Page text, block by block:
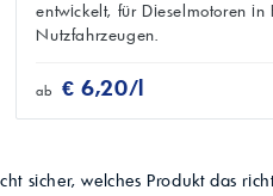
entwickelt, für Dieselmotoren in
Nutzfahrzeugen.
ab € 6,20/l
sicher, welches Produkt das